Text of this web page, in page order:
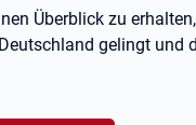
Überblick zu
gelingt und